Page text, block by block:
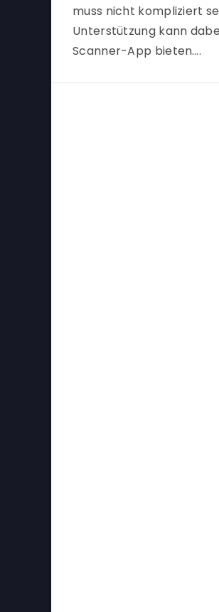
muss nicht kompliziert
Unterstützung kann
Scanner-App bieten….